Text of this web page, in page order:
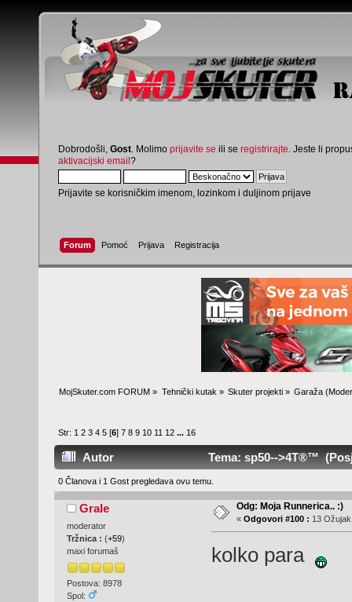
Dobrodošli, Gost . Molimo prijavite se ili se registrirajte . Jeste li
aktivacijski email?
Prijavite se korisničkim imenom, lozinkom i duljinom prijave
Forum Pomoć Prijava Registracija
MojSkuter.com FORUM » Tehnički kutak » Skuter projekti» Garaža
Str: 1 2 3 4 5 [6]7 8 9 10 11 12 ... 16
Autor Tema: sp50-->4T®™
0 Članova i 1 Gost pregledava ovu temu.
Grale
moderator
Tržnica : (+59)
maxi forumaš
Postova: 8978
Spol:
Odg: Moja Runnerica.. :)
« Odgovori #100 : 13
kolko para